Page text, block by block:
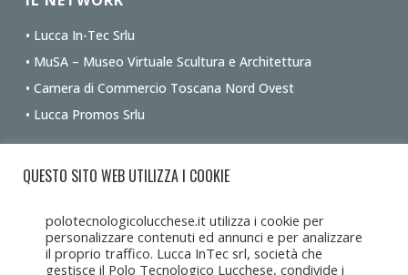
• Lucca In-Tec Srlu
• MuSA – Museo Virtuale Scultura e Architettura
• Camera di Commercio Toscana Nord Ovest
• Lucca Promos Srlu
Ottieni le indicazioni stradali dalla tua posizione
QUESTO SITO WEB UTILIZZA I COOKIE
polotecnologicolucchese.it utilizza i cookie per
personalizzare contenuti ed annunci e per analizzare
il proprio traffico. Lucca InTec srl, società che
gestisce il Polo Tecnologico Lucchese, condivide i